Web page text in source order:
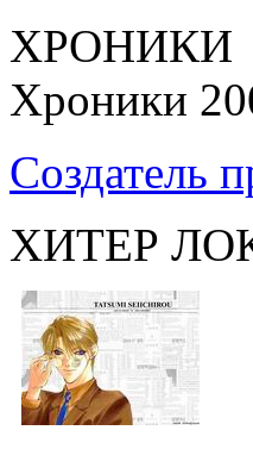
ХРОНИКИ
Хроники
Создатель
ХИТЕР